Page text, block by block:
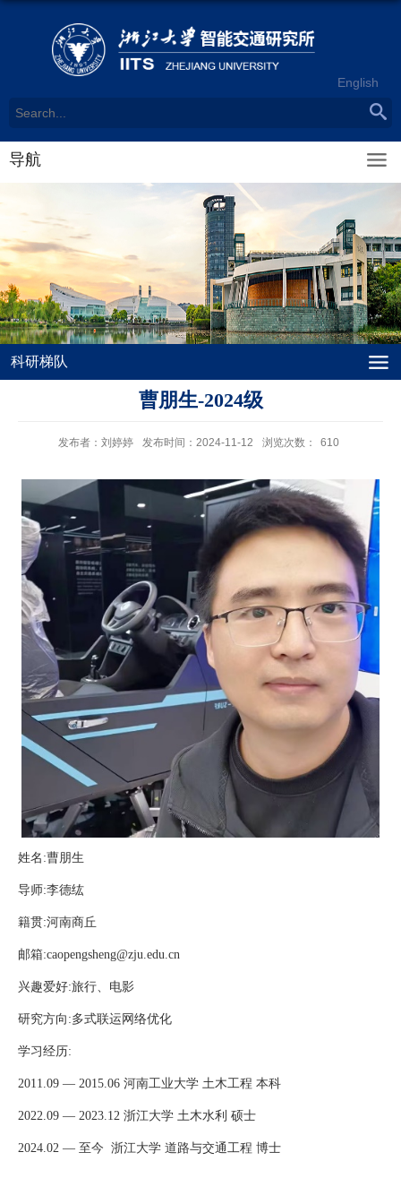
English
导航
科研梯队
曹朋生-2024级
发布者：刘婷婷 发布时间：2024-11-12 浏览次数： 610
姓名:曹朋生
导师:李德纮
籍贯:河南商丘
邮箱:caopengsheng@zju.edu.cn
兴趣爱好:旅行、电影
研究方向:多式联运网络优化
学习经历:
2011.09 — 2015.06 河南工业大学 土木工程 本科
2022.09 — 2023.12 浙江大学 土木水利 硕士
2024.02 — 至今 浙江大学 道路与交通工程 博士